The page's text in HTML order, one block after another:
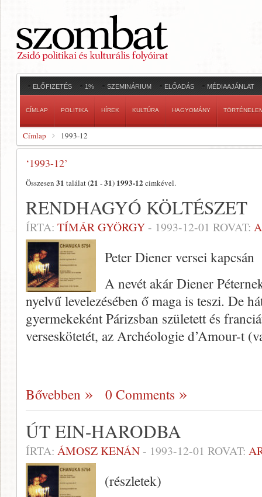
ELŐFIZETÉS 1% SZEMINÁRIUM ELŐADÁS MÉDIAAJÁNLAT
CÍMLAP POLITIKA HÍREK KULTÚRA HAGYOMÁNY
Címlap 1993-12
‘1993-12’
Összesen 31 találat (21 -31) 1993-12 cimkével.
RENDHAGYÓ KÖLTÉSZET
ÍRTA: TÍMÁR GYÖRGY- 1993-12-01 ROVAT:
Peter Diener versei kapcsán
A nevét akár Diener
nyelvű levelezésében ő maga is teszi. De
gyermekeként Párizsban született és
verseskötetét, az Archéologie d’Amour-t
Bővebben 0 Comments
ÚT EIN-HARODBA
ÍRTA: ÁMOSZ KENÁN- 1993-12-01 ROVAT:
(részletek)